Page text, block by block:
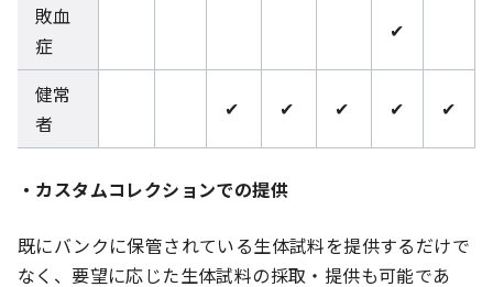
敗血
症
✔
健常
者
✔ ✔ ✔ ✔ ✔
・カスタムコレクションでの提供
既にバンクに保管されている生体試料を提供するだけで
なく、要望に応じた生体試料の採取・提供も可能であ